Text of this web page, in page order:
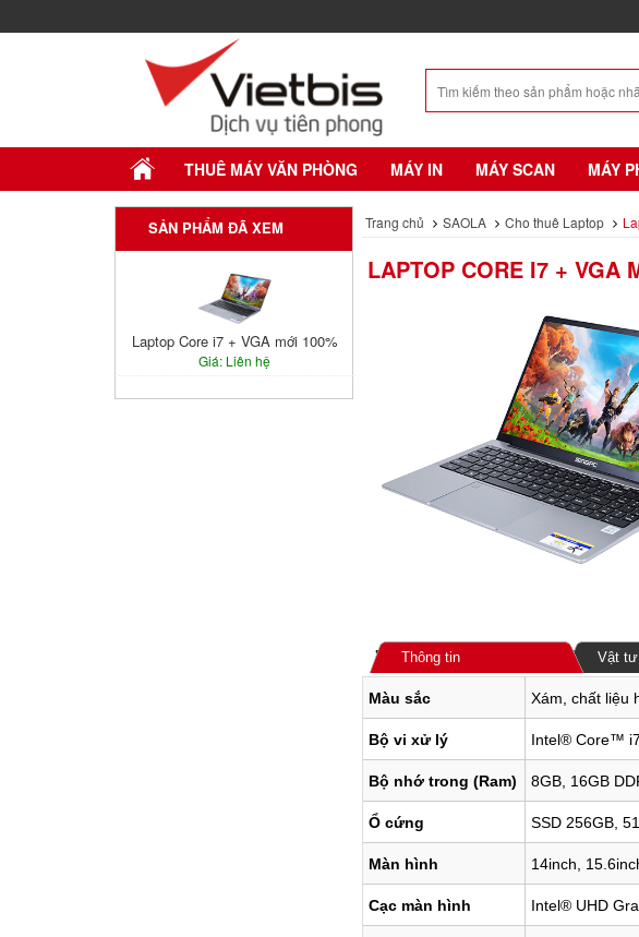
THUÊ MÁY VĂN PHÒNG MÁY IN MÁY SCAN MÁY
SẢN PHẨM ĐÃ XEM
Laptop Core i7 + VGA mới 100%
Giá: Liên hệ
Trang chủ SAOLA Cho thuê Laptop
LAPTOP CORE I7 + VGA
Thông tin Vật
Màu sắc Xám, chất liệu
Bộ vi xử lý Intel® Core™
Bộ nhớ trong (Ram) 8GB, 16GB
Ổ cứng SSD 256GB,
Màn hình 14inch,
Cạc màn hình Intel® UHD